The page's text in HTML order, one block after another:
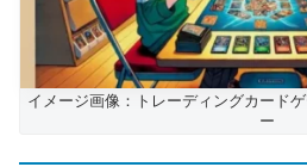
イメージ画像：トレーディングカード
ー